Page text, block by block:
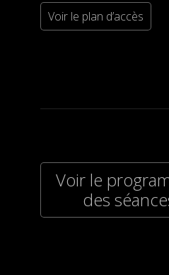
Voir le plan d’accès
Voir le
des